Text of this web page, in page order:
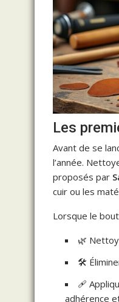
Les
Avant de se
l’année.
proposés par
cuir ou les
Lorsque le
🌿
🛠️
🩹
adhérence